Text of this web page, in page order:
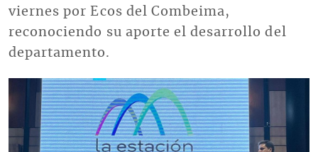
viernes por Ecos del Combeima,
reconociendo su aporte el desarrollo del
departamento.